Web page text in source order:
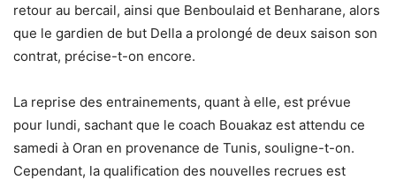
retour au bercail, ainsi que Benboulaid et Benharane, alors
que le gardien de but Della a prolongé de deux saison son
contrat, précise-t-on encore.
La reprise des entrainements, quant à elle, est prévue
pour lundi, sachant que le coach Bouakaz est attendu ce
samedi à Oran en provenance de Tunis, souligne-t-on.
Cependant, la qualification des nouvelles recrues est